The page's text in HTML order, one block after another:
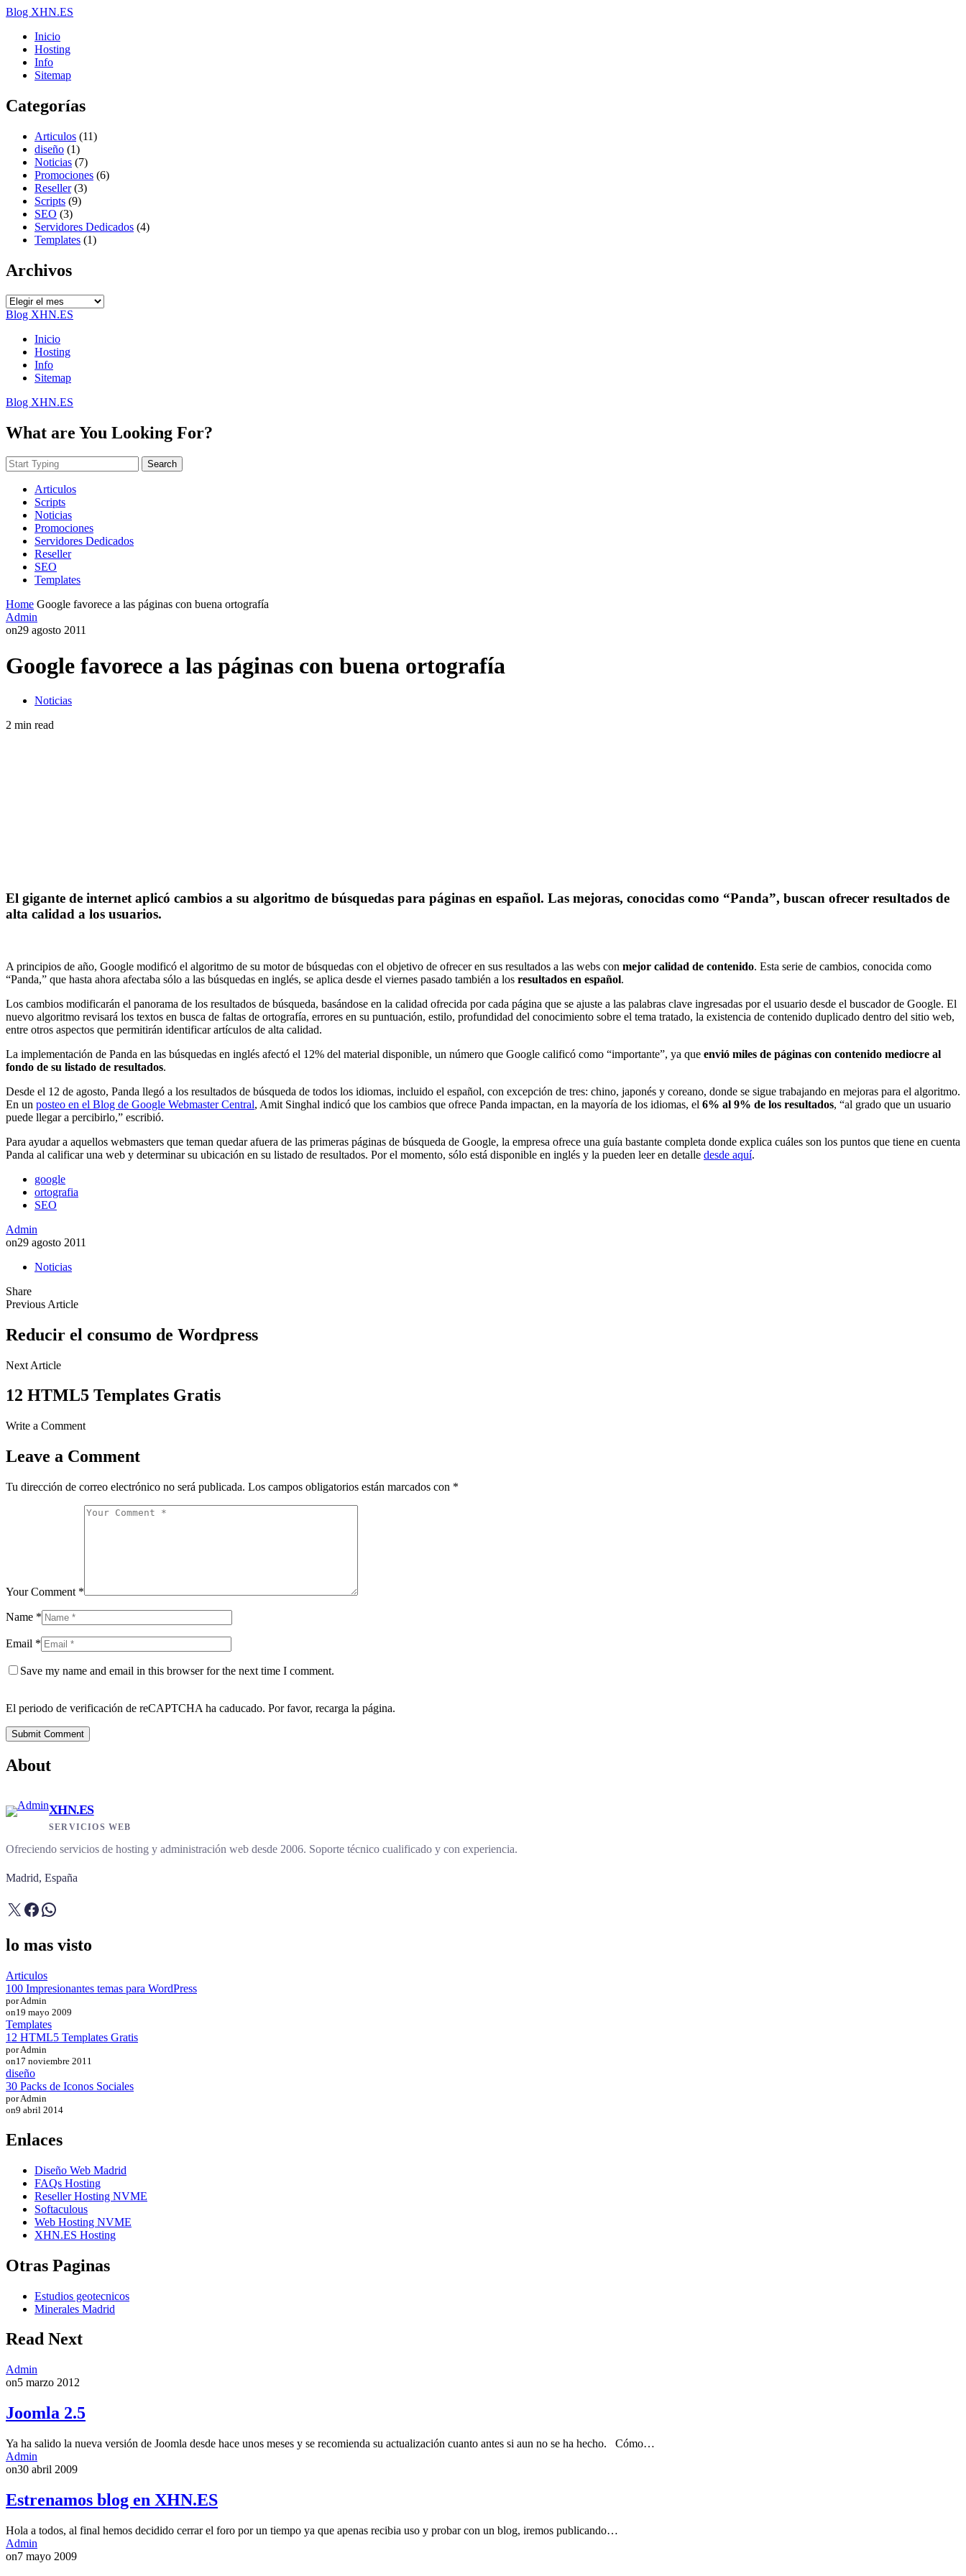
Blog XHN.ES
Inicio
Hosting
Info
Sitemap
Categorías
Articulos (11)
diseño (1)
Noticias (7)
Promociones (6)
Reseller(3)
Scripts (9)
SEO (3)
Servidores Dedicados (4)
Templates (1)
Archivos
Archivos
Blog XHN.ES
Inicio
Hosting
Info
Sitemap
Blog XHN.ES
What are You Looking For?
Search
Articulos
Scripts
Noticias
Promociones
Servidores Dedicados
Reseller
SEO
Templates
Home Google favorece a las páginas con buena ortografía
Admin
on29 agosto 2011
Google favorece a las páginas con buena ortografía
Noticias
2 min read
El gigante de internet aplicó cambios a su algoritmo de búsquedas para páginas en español. Las mejoras, conocidas como “Panda”, buscan ofrecer resultados de
alta calidad a los usuarios.
A principios de año, Google modificó el algoritmo de su motor de búsquedas con el objetivo de ofrecer en sus resultados a las webs con mejor calidad de contenido. Esta serie de cambios, conocida como
“Panda,” que hasta ahora afectaba sólo a las búsquedas en inglés, se aplica desde el viernes pasado también a los resultados en español.
Los cambios modificarán el panorama de los resultados de búsqueda, basándose en la calidad ofrecida por cada página que se ajuste a las palabras clave ingresadas por el usuario desde el buscador de Google. El
nuevo algoritmo revisará los textos en busca de faltas de ortografía, errores en su puntuación, estilo, profundidad del conocimiento sobre el tema tratado, la existencia de contenido duplicado dentro del sitio web,
entre otros aspectos que permitirán identificar artículos de alta calidad.
La implementación de Panda en las búsquedas en inglés afectó el 12% del material disponible, un número que Google calificó como “importante”, ya que envió miles de páginas con contenido mediocre al
fondo de su listado de resultados.
Desde el 12 de agosto, Panda llegó a los resultados de búsqueda de todos los idiomas, incluido el español, con excepción de tres: chino, japonés y coreano, donde se sigue trabajando en mejoras para el algoritmo.
En un posteo en el Blog de Google Webmaster Central, Amit Singhal indicó que los cambios que ofrece Panda impactan, en la mayoría de los idiomas, el 6% al 9% de los resultados, “al grado que un usuario
puede llegar a percibirlo,” escribió.
Para ayudar a aquellos webmasters que teman quedar afuera de las primeras páginas de búsqueda de Google, la empresa ofrece una guía bastante completa donde explica cuáles son los puntos que tiene en cuenta
Panda al calificar una web y determinar su ubicación en su listado de resultados. Por el momento, sólo está disponible en inglés y la pueden leer en detalle desde aquí.
google
ortografia
SEO
Admin
on29 agosto 2011
Noticias
Share
Previous Article
Reducir el consumo de Wordpress
Next Article
12 HTML5 Templates Gratis
Write a Comment
Leave a Comment
Tu dirección de correo electrónico no será publicada. Los campos obligatorios están marcados con *
Your Comment *
Name *
Email *
Save my name and email in this browser for the next time I comment.
El periodo de verificación de reCAPTCHA ha caducado. Por favor, recarga la página.
Submit Comment
About
XHN.ES
SERVICIOS WEB
Ofreciendo servicios de hosting y administración web desde 2006. Soporte técnico cualificado y con experiencia.
Madrid, España
X Facebook
WhatsApp
lo mas visto
Articulos
100 Impresionantes temas para WordPress
por Admin
on19 mayo 2009
Templates
12 HTML5 Templates Gratis
por Admin
on17 noviembre 2011
diseño
30 Packs de Iconos Sociales
por Admin
on9 abril 2014
Enlaces
Diseño Web Madrid
FAQs Hosting
Reseller Hosting NVME
Softaculous
Web Hosting NVME
XHN.ES Hosting
Otras Paginas
Estudios geotecnicos
Minerales Madrid
Read Next
Admin
on5 marzo 2012
Joomla 2.5
Ya ha salido la nueva versión de Joomla desde hace unos meses y se recomienda su actualización cuanto antes si aun no se ha hecho. Cómo…
Admin
on30 abril 2009
Estrenamos blog en XHN.ES
Hola a todos, al final hemos decidido cerrar el foro por un tiempo ya que apenas recibia uso y probar con un blog, iremos publicando…
Admin
on7 mayo 2009